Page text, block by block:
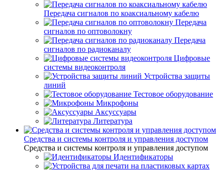
Передача сигналов по коаксиальному кабелю
Передача
сигналов по оптоволокну
Передача
сигналов по радиоканалу
Цифровые
системы видеоконтроля
Устройства защиты
линий
Тестовое оборудование
Микрофоны
Аксуссуары
Литература
Средства и системы контроля и управления доступом
Средства и системы контроля и управления доступом
Идентификаторы